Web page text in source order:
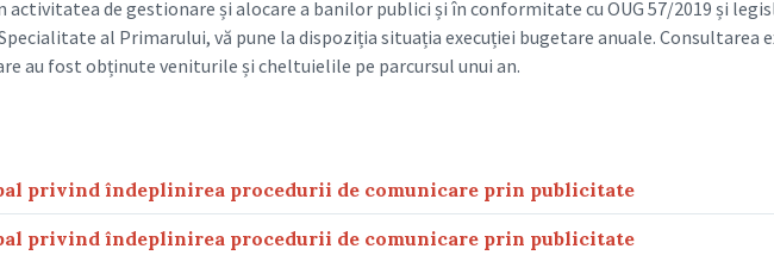
activitatea de gestionare și alocare a banilor publici și în conformitate cu OUG 57/2019 și
al Primarului, vă pune la dispoziția situația execuției bugetare anuale. Consultarea
au fost obținute veniturile și cheltuielile pe parcursul unui an.
privind îndeplinirea procedurii de comunicare prin publicitate
privind îndeplinirea procedurii de comunicare prin publicitate